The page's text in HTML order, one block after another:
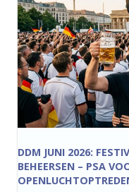
DDM JUNI 2026:
BEHEERSEN – PSA